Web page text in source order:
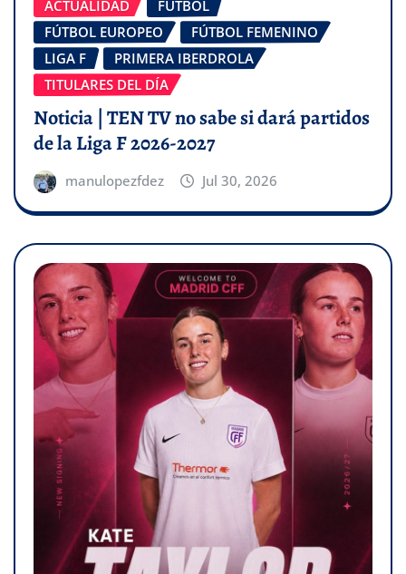
ACTUALIDAD
FÚTBOL
FÚTBOL EUROPEO
FÚTBOL FEMENINO
LIGA F
PRIMERA IBERDROLA
TITULARES DEL DÍA
Noticia | TEN TV no sabe si dará partidos
de la Liga F 2026-2027
manulopezfdez Jul 30, 2026